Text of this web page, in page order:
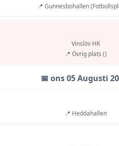
📍 Gunnesbohallen
Vinslöv HK
📍 Övrig plats ()
📅 ons 05 Augusti
📍 Heddahallen